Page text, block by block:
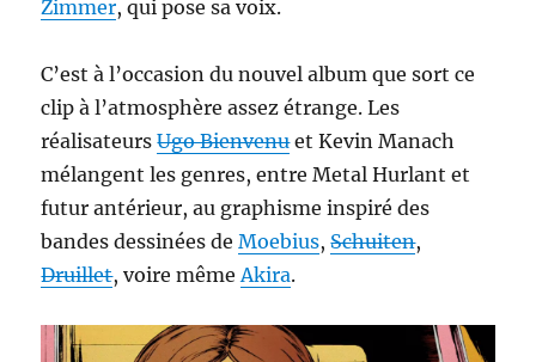
Zimmer, qui pose sa voix.
C’est à l’occasion du nouvel album que sort ce
clip à l’atmosphère assez étrange. Les
réalisateursUgo Bienvenuet Kevin Manach
mélangent les genres, entre Metal Hurlant et
futur antérieur, au graphisme inspiré des
bandes dessinées deMoebius,Schuiten,
Druillet, voire même Akira.